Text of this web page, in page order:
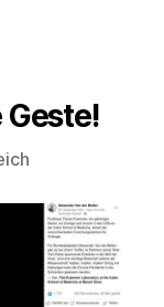
Geste!